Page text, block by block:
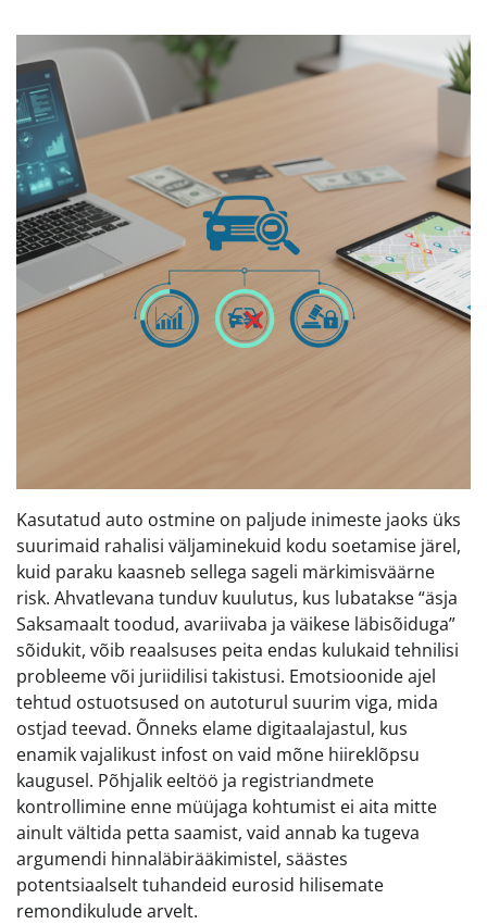
Kasutatud auto ostmine on paljude inimeste jaoks üks
suurimaid rahalisi väljaminekuid kodu soetamise järel,
kuid paraku kaasneb sellega sageli märkimisväärne
risk. Ahvatlevana tunduv kuulutus, kus lubatakse “äsja
Saksamaalt toodud, avariivaba ja väikese läbisõiduga”
sõidukit, võib reaalsuses peita endas kulukaid tehnilisi
probleeme või juriidilisi takistusi. Emotsioonide ajel
tehtud ostuotsused on autoturul suurim viga, mida
ostjad teevad. Õnneks elame digitaalajastul, kus
enamik vajalikust infost on vaid mõne hiireklõpsu
kaugusel. Põhjalik eeltöö ja registriandmete
kontrollimine enne müüjaga kohtumist ei aita mitte
ainult vältida petta saamist, vaid annab ka tugeva
argumendi hinnaläbirääkimistel, säästes
potentsiaalselt tuhandeid eurosid hilisemate
remondikulude arvelt.